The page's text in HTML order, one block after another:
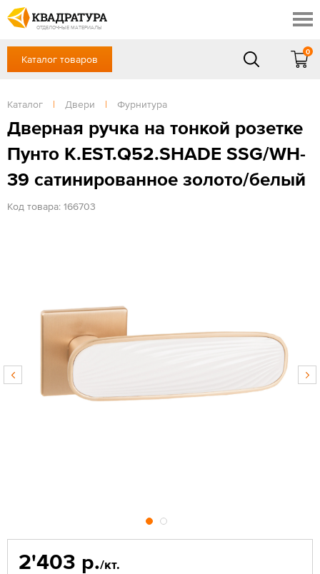
ОТДЕЛОЧНЫЕ МАТЕРИАЛЫ
Профи
Контакты
Доставка и оплата
Выставочный зал
Готовые решения
Отзывы
+7 (861) 217-94-70
Сб, Вс — выходной
ЗАКАЗАТЬ ЗВОНОК
Вход Регистрация
Каталог товаров
0
Каталог | Двери | Фурнитура
Дверная ручка на тонкой розетке
Пунто K.EST.Q52.SHADE SSG/WH-
39 сатинированное золото/белый
Код товара: 166703
2'403 р./кт.